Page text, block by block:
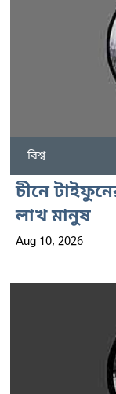
বিশ্ব
চীনে
লাখ মানুষ
Aug 10, 2026